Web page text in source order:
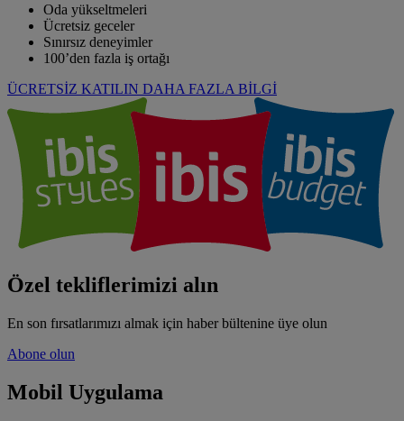
Oda yükseltmeleri
Ücretsiz geceler
Sınırsız deneyimler
100’den fazla iş ortağı
ÜCRETSİZ KATILIN DAHA FAZLA BİLGİ
Özel tekliflerimizi alın
En son fırsatlarımızı almak için haber bültenine üye olun
Abone olun
Mobil Uygulama